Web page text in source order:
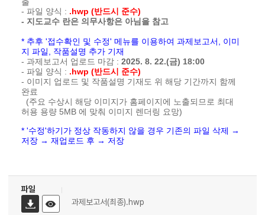
- 파일 양식 : .hwp (반드시 준수)
- 지도교수 란은 의무사항은 아님을 참고
* 추후 '접수확인 및 수정' 메뉴를 이용하여 과제보고서, 이미
지 파일, 작품설명 추가 기재
- 과제보고서 업로드 마감 : 2025. 8. 22.(금) 18:00
- 파일 양식 : .hwp (반드시 준수)
- 이미지 업로드 및 작품설명 기재도 위 해당 기간까지 함께
완료
(주요 수상시 해당 이미지가 홈페이지에 노출되므로 최대
허용 용량 5MB 에 맞춰 이미지 렌더링 요망)
* '수정'하기가 정상 작동하지 않을 경우 기존의 파일 삭제 →
저장 → 재업로드 후 → 저장
파일
과제보고서(최종).hwp